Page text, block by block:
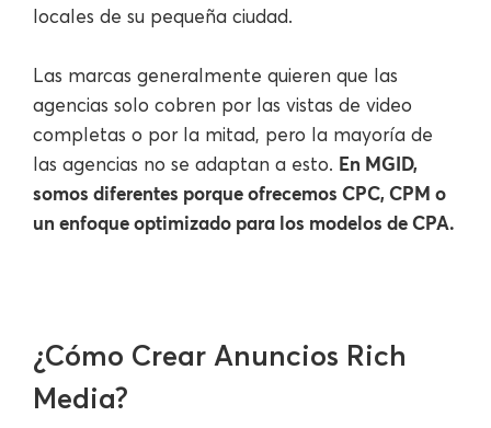
locales de su pequeña ciudad.
Las marcas generalmente quieren que las
agencias solo cobren por las vistas de video
completas o por la mitad, pero la mayoría de
las agencias no se adaptan a esto. En MGID,
somos diferentes porque ofrecemos CPC, CPM o
un enfoque optimizado para los modelos de CPA.
¿Cómo Crear Anuncios Rich
Media?